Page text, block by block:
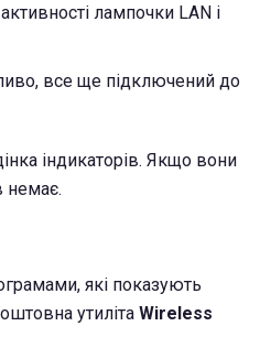
лампочки LAN і
все ще підключений до
індикаторів. Якщо вони
немає.
які показують
утиліта Wireless